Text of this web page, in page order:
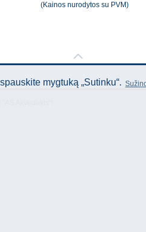
(Kainos nurodytos su PVM)
mygtuką „Sutinku“.